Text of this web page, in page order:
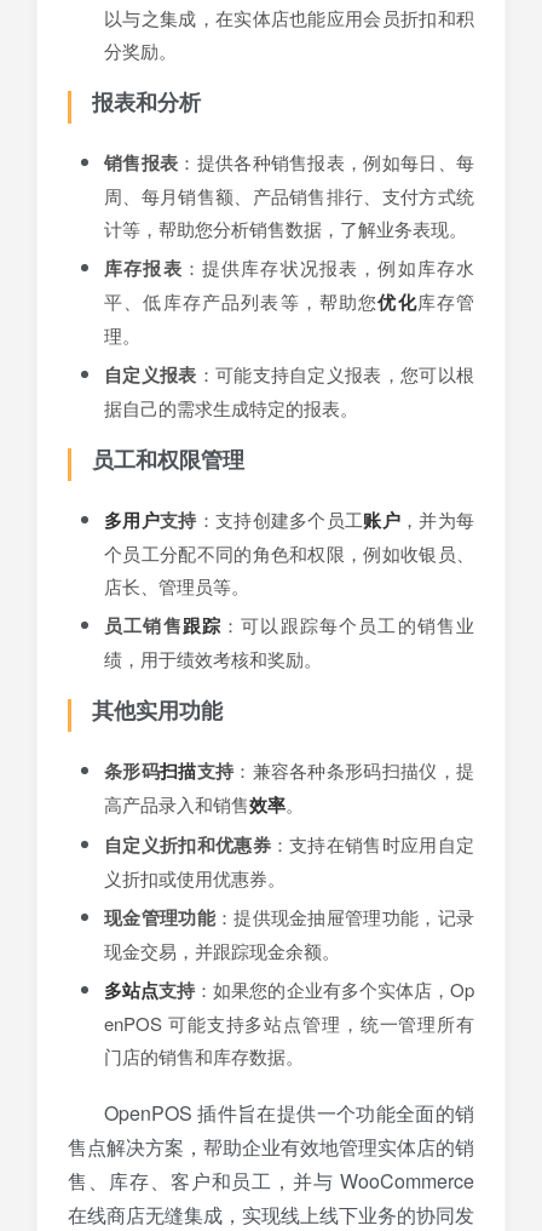
以与之集成，在实体店也能应用会员折扣和积
分奖励。
报表和分析
销售报表 ：提供各种销售报表，例如每日、每
周、每月销售额、产品销售排行、支付方式统
计等，帮助您分析销售数据，了解业务表现。
库存报表 ：提供库存状况报表，例如库存水
平、低库存产品列表等，帮助您优化库存管
理。
自定义报表 ：可能支持自定义报表，您可以根
据自己的需求生成特定的报表。
员工和权限管理
多用户支持：支持创建多个员工账户 ，并为每
个员工分配不同的角色和权限，例如收银员、
店长、管理员等。
员工销售跟踪 ：可以跟踪每个员工的销售业
绩，用于绩效考核和奖励。
其他实用功能
条形码扫描支持：兼容各种条形码扫描仪，提
高产品录入和销售效率。
自定义折扣和优惠券：支持在销售时应用自定
义折扣或使用优惠券。
现金管理功能：提供现金抽屉管理功能，记录
现金交易，并跟踪现金余额。
多站点支持：如果您的企业有多个实体店，Op
enPOS 可能支持多站点管理，统一管理所有
门店的销售和库存数据。
OpenPOS 插件旨在提供一个功能全面的销
售点解决方案，帮助企业有效地管理实体店的销
售、库存、客户和员工，并与 WooCommerce
在线商店无缝集成，实现线上线下业务的协同发